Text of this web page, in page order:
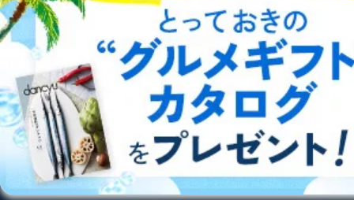
アフィリエイト 採用情報
プレスリリース お問い合わせ
利用規約プライバシーポリシー 特定商取引法に基づく表示
出版社の皆様へ
投資家の皆様へサイトマップ
©︎2002 FUJISAN MAGAZINE SERVICE CO., Ltd.